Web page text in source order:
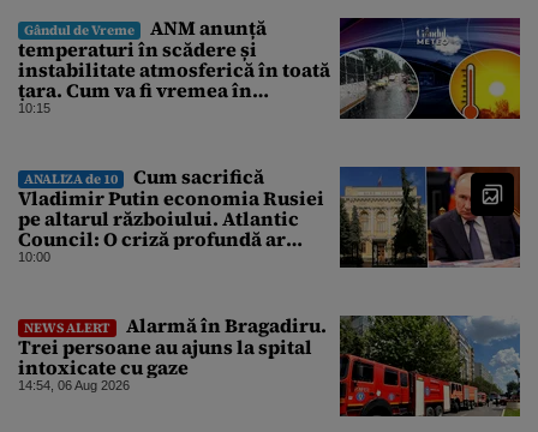
Gândul de Vreme
ANM anunță
temperaturi în scădere și
instabilitate atmosferică în toată
țara. Cum va fi vremea în
București și când vin vijeliile
10:15
ANALIZA de 10
Cum sacrifică
Vladimir Putin economia Rusiei
pe altarul războiului. Atlantic
Council: O criză profundă ar
putea forța Kremlinul să apeleze
10:00
NEWS ALERT
Alarmă în Bragadiru.
Trei persoane au ajuns la spital
intoxicate cu gaze
14:54, 06 Aug 2026